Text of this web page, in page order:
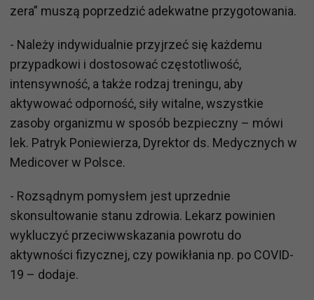
zera” muszą poprzedzić adekwatne przygotowania.
- Należy indywidualnie przyjrzeć się każdemu
przypadkowi i dostosować częstotliwość,
intensywność, a także rodzaj treningu, aby
aktywować odporność, siły witalne, wszystkie
zasoby organizmu w sposób bezpieczny – mówi
lek. Patryk Poniewierza, Dyrektor ds. Medycznych w
Medicover w Polsce.
- Rozsądnym pomysłem jest uprzednie
skonsultowanie stanu zdrowia. Lekarz powinien
wykluczyć przeciwwskazania powrotu do
aktywności fizycznej, czy powikłania np. po COVID-
19 – dodaje.